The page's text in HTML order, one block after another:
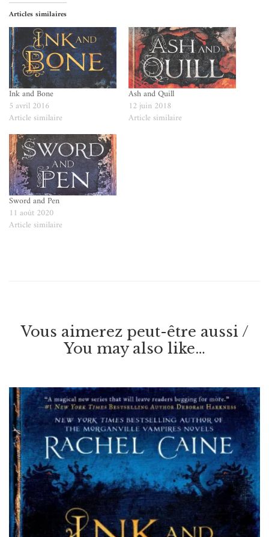
Articles similaires
Ink and Bone
5 avril 2016
Article similaire
Ash and Quill
12 juin 2018
Article similaire
Sword and Pen
11 août 2020
Article similaire
Vous aimerez peut-être aussi /
You may also like…